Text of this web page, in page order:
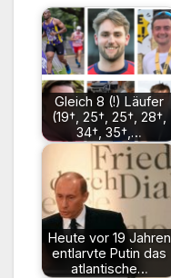
Gleich 8 (!) Läufer
(19†, 25†, 25†, 28†,
34†, 35†,…
Heute vor 19 Jahren
entlarvte Putin das
atlantische…